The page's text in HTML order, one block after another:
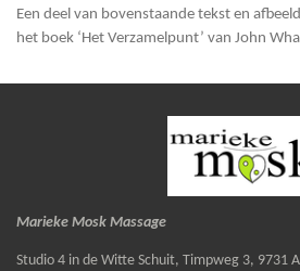
Een deel van bovenstaande tekst en
het boek ‘Het Verzamelpunt’ van John
Marieke Mosk Massage
Studio 4 in de Witte Schuit, Timpweg 3, 9731